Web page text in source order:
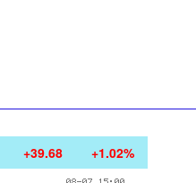
+39.68 +1.02%